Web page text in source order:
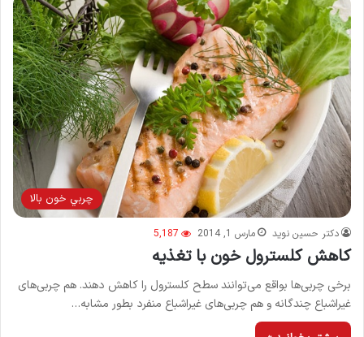
چربي خون بالا
دکتر حسین نوید مارس 1, 2014 5,187
کاهش کلسترول خون با تغذیه
برخی چربی‌ها بواقع می‌توانند سطح کلسترول را کاهش دهند. هم چربی‌های
غیراشباع چندگانه و هم چربی‌های غیراشباع منفرد بطور مشابه…